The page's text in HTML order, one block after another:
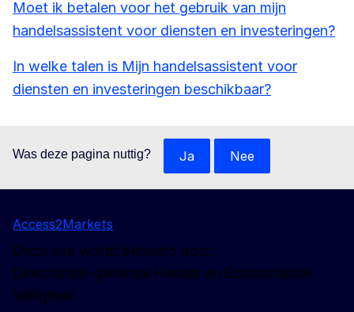
Moet ik betalen voor het gebruik van mijn
handelsassistent voor diensten en investeringen?
In welke talen is Mijn handelsassistent voor
diensten en investeringen beschikbaar?
Was deze pagina nuttig? Ja Nee
Access2Markets
Deze site wordt beheerd door:
Directoraat-generaal Handel en Economische
Veiligheid